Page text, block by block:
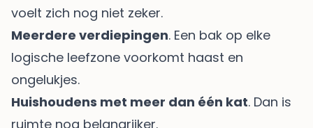
voelt zich nog niet zeker.
Meerdere verdiepingen. Een bak op elke
logische leefzone voorkomt haast en
ongelukjes.
Huishoudens met meer dan één kat. Dan is
ruimte nog belangrijker.